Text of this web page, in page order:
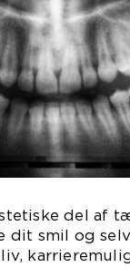
del af
smil og